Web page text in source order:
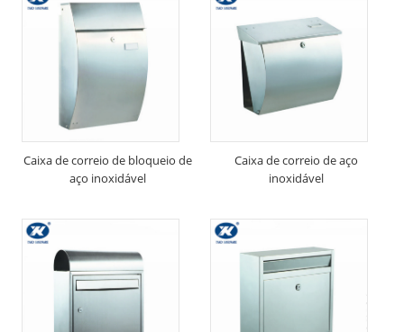
Caixa de correio de bloqueio de
aço inoxidável
Caixa de correio de aço
inoxidável